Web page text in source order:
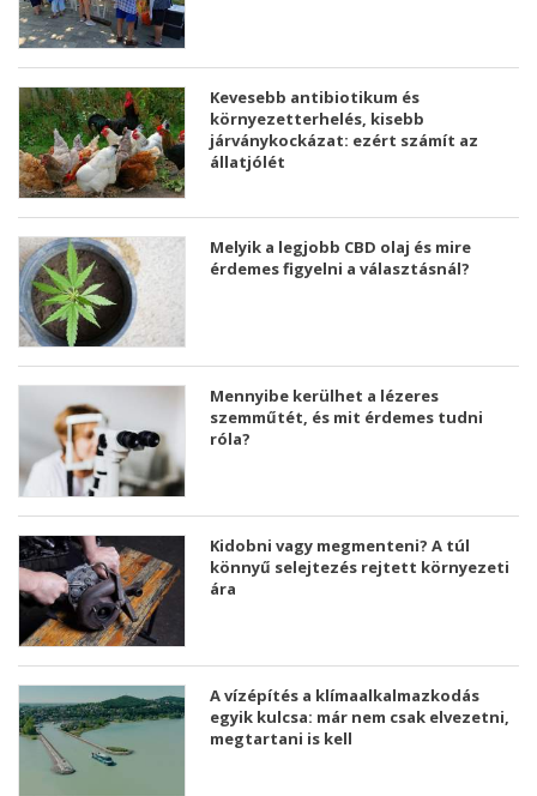
Kevesebb antibiotikum és
környezetterhelés, kisebb
járványkockázat: ezért számít az
állatjólét
Melyik a legjobb CBD olaj és mire
érdemes figyelni a választásnál?
Mennyibe kerülhet a lézeres
szemműtét, és mit érdemes tudni
róla?
Kidobni vagy megmenteni? A túl
könnyű selejtezés rejtett környezeti
ára
A vízépítés a klímaalkalmazkodás
egyik kulcsa: már nem csak elvezetni,
megtartani is kell